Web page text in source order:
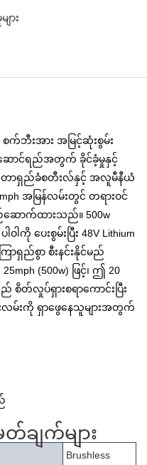
ား
စက်ဘီးအား အမြင့်ဆုံးစွမ်း
ောင်ရည်အတွက် ခိုင်ခံ့မှုနှင့်
ည့် တာရှည်ခံစတီးလ်နှင့် အလူမီနီယံ
mph အမြန်လမ်းတွင် တရားဝင်
ဆောက်ထားသည်။ 500w
ပေးစွမ်းပြီး 48V Lithium
ာရှည်စွာ စီးနင်းနိုင်မည်
(500w) ဖြင့်၊ ဤ 20
တ်လှုပ်ရှားစရာကောင်းပြီး
လမ်းကို ရှာဖွေနေသူများအတွက်
ျက်များ
Brushless